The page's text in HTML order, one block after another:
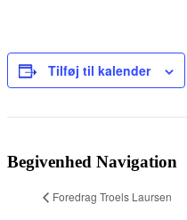
Tilføj til kalender
Begivenhed Navigation
Foredrag Troels Laursen